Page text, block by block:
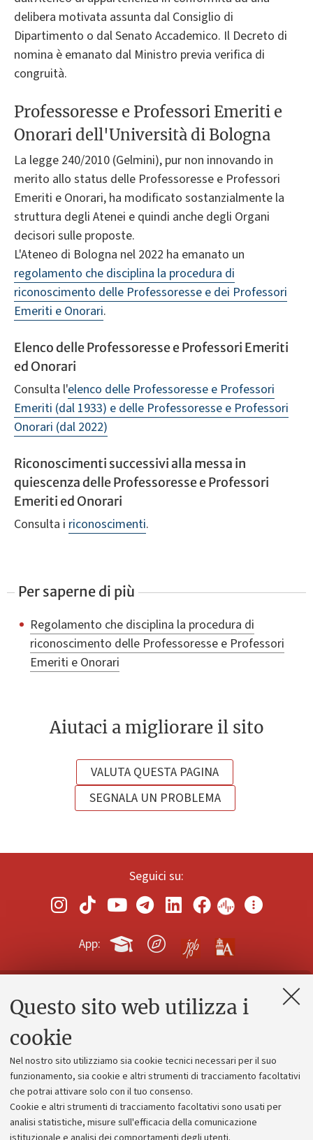
Questo sito web utilizza i
cookie
Nel nostro sito utilizziamo sia cookie tecnici necessari per il suo
funzionamento, sia cookie e altri strumenti di tracciamento facoltativi
che potrai attivare solo con il tuo consenso.
Cookie e altri strumenti di tracciamento facoltativi sono usati per
analisi statistiche, misure sull'efficacia della comunicazione
delibera motivata assunta dal Consiglio di
Dipartimento o dal Senato Accademico. Il Decreto di
nomina è emanato dal Ministro previa verifica di
congruità.
Professoresse e Professori Emeriti e
Onorari dell'Università di Bologna
La legge 240/2010 (Gelmini), pur non innovando in
merito allo status delle Professoresse e Professori
Emeriti e Onorari, ha modificato sostanzialmente la
struttura degli Atenei e quindi anche degli Organi
decisori sulle proposte.
L'Ateneo di Bologna nel 2022 ha emanato un
regolamento che disciplina la procedura di
riconoscimento delle Professoresse e dei Professori
Emeriti e Onorari.
Elenco delle Professoresse e Professori Emeriti
ed Onorari
Consulta l'elenco delle Professoresse e Professori
Emeriti (dal 1933) e delle Professoresse e Professori
Onorari (dal 2022)
Riconoscimenti successivi alla messa in
quiescenza delle Professoresse e Professori
Emeriti ed Onorari
Consulta i riconoscimenti.
Per saperne di più
Regolamento che disciplina la procedura di
riconoscimento delle Professoresse e Professori
Emeriti e Onorari
Aiutaci a migliorare il sito
VALUTA QUESTA PAGINA
SEGNALA UN PROBLEMA
Seguici su:
App:
Contatti e PEC
Alumni community
Piano strategico
Bilanci